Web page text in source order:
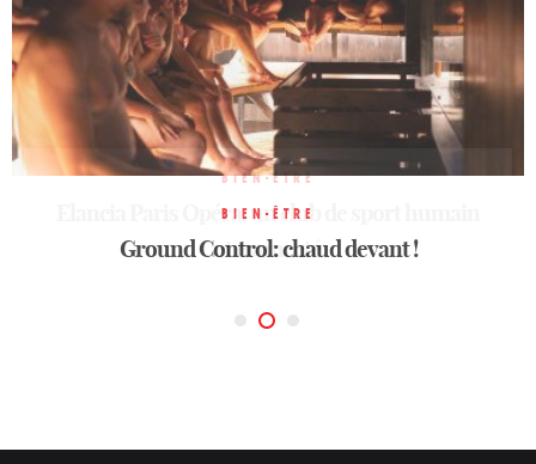
BIEN-ÊTRE
Ground Control: chaud devant !
BIEN-ÊTRE
Elancia Paris Opéra, un club de sport humain
et connecté
BIEN-ÊTRE
Ground Control: chaud devant !